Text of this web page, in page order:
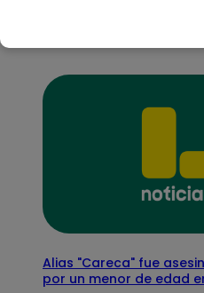
Alias "Careca" fue
por un menor de edad